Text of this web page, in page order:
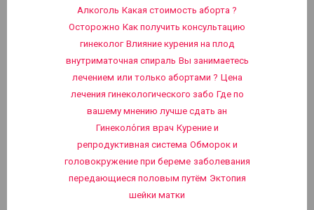
Алкоголь Какая стоимость аборта ?
Осторожно Как получить консультацию
гинеколог Влияние курения на плод
внутриматочная спираль Вы занимаетесь
лечением или только абортами ? Цена
лечения гинекологического забо Где по
вашему мнению лучше сдать ан
Гинеколо́гия врач Курение и
репродуктивная система Обморок и
головокружение при береме заболевания
передающиеся половым путём Эктопия
шейки матки